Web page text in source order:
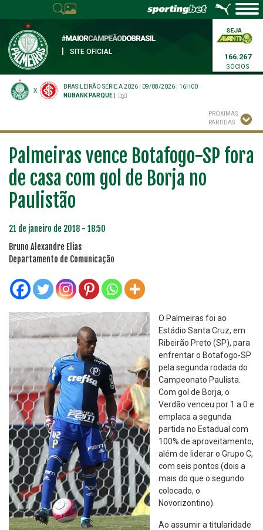
SITE OFICIAL
166.267
SÓCIOS
X
BRASILEIRÃO SÉRIE A 2026 09/08/2026
16H00
NUBANK PARQUE
PRÓXIMAS
PARTIDAS
Palmeiras vence Botafogo-SP fora
de casa com gol de Borja no
Paulistão
21 de janeiro de 2018 - 18:50
Bruno Alexandre Elias
Departamento de Comunicação
O Palmeiras foi ao
Estádio Santa Cruz, em
Ribeirão Preto (SP), para
enfrentar o Botafogo-SP
pela segunda rodada do
Campeonato Paulista.
Com gol de Borja, o
Verdão venceu por 1 a 0 e
emplaca a segunda
partida no Estadual com
100% de aproveitamento,
além de liderar o Grupo C,
com seis pontos (dois a
mais do que o segundo
colocado, o
Novorizontino).
Ao assumir a titularidade